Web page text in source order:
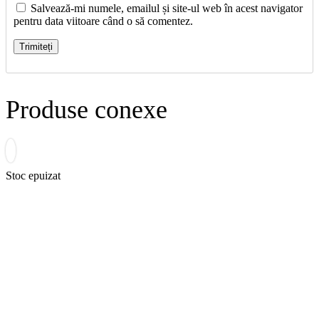
Salvează-mi numele, emailul și site-ul web în acest navigator
pentru data viitoare când o să comentez.
Produse conexe
Stoc epuizat